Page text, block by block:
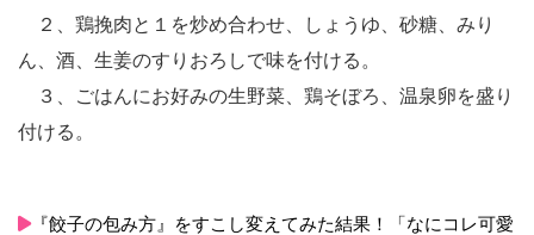
２、鶏挽肉と１を炒め合わせ、しょうゆ、砂糖、みり
ん、酒、生姜のすりおろしで味を付ける。
３、ごはんにお好みの生野菜、鶏そぼろ、温泉卵を盛り
付ける。
『餃子の包み方』をすこし変えてみた結果！「なにコレ可愛